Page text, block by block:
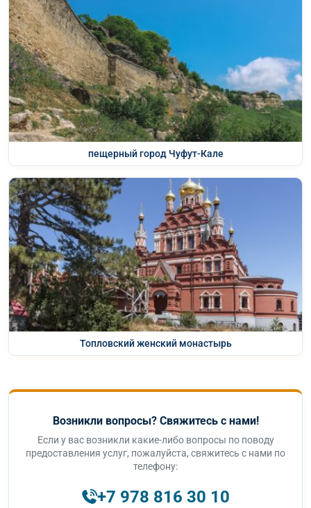
пещерный город Чуфут-Кале
Топловский женский монастырь
Возникли вопросы? Свяжитесь с нами!
Если у вас возникли какие-либо вопросы по поводу
предоставления услуг, пожалуйста, свяжитесь с нами по
телефону:
+7 978 816 30 10